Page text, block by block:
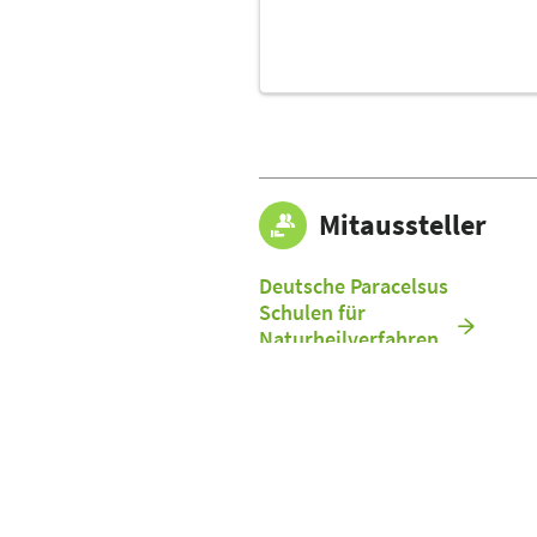
Mitaussteller
Deutsche Paracelsus
Schulen für
Naturheilverfahren